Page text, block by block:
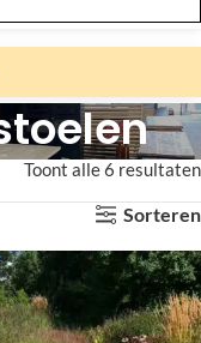
Toont alle 6 resultaten
Sorteren